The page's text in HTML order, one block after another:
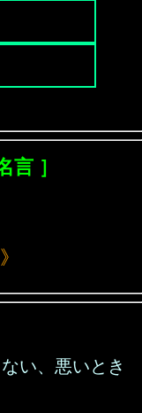
言 ］
》
い、悪いとき